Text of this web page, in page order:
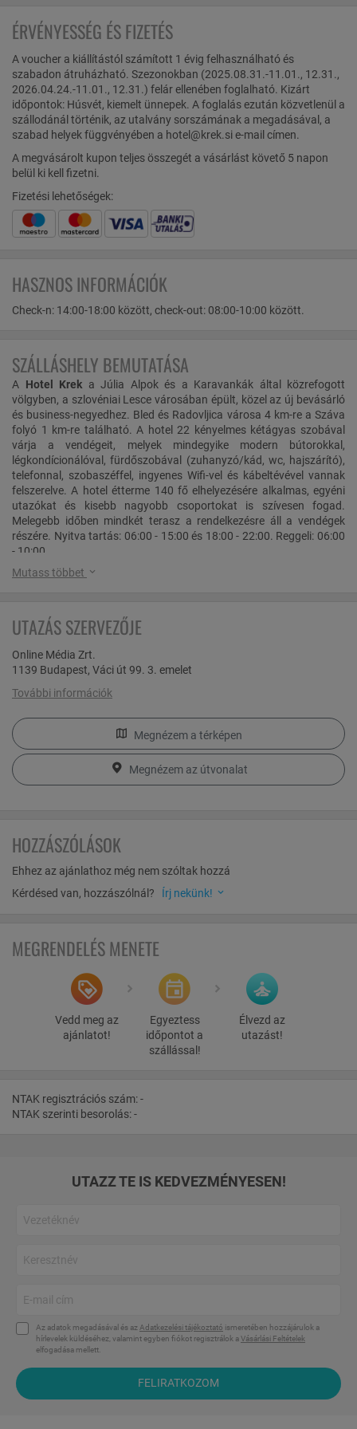
ÉRVÉNYESSÉG ÉS FIZETÉS
A voucher a kiállítástól számított 1 évig felhasználható és
szabadon átruházható. Szezonokban (2025.08.31.-11.01., 12.31.,
2026.04.24.-11.01., 12.31.) felár ellenében foglalható. Kizárt
időpontok: Húsvét, kiemelt ünnepek. A foglalás ezután közvetlenül a
szállodánál történik, az utalvány sorszámának a megadásával, a
szabad helyek függvényében a hotel@krek.si e-mail címen.
A megvásárolt kupon teljes összegét a vásárlást követő 5 napon
belül ki kell fizetni.
Fizetési lehetőségek:
HASZNOS INFORMÁCIÓK
Check-n: 14:00-18:00 között, check-out: 08:00-10:00 között.
SZÁLLÁSHELY BEMUTATÁSA
A Hotel Krek a Júlia Alpok és a Karavankák által közrefogott
völgyben, a szlovéniai Lesce városában épült, közel az új bevásárló
és business-negyedhez. Bled és Radovljica városa 4 km-re a Száva
folyó 1 km-re található. A hotel 22 kényelmes kétágyas szobával
várja a vendégeit, melyek mindegyike modern bútorokkal,
légkondícionálóval, fürdőszobával (zuhanyzó/kád, wc, hajszárító),
telefonnal, szobaszéffel, ingyenes Wifi-vel és kábeltévével vannak
felszerelve. A hotel étterme 140 fő elhelyezésére alkalmas, egyéni
utazókat és kisebb nagyobb csoportokat is szívesen fogad.
Melegebb időben mindkét terasz a rendelkezésre áll a vendégek
részére. Nyitva tartás: 06:00 - 15:00 és 18:00 - 22:00. Reggeli: 06:00
- 10:00
Fedezze fel Szlovénia legcsábítóbb részét,
űzhető tevékenységek száma majdhogynem végtelen: városnézés,
ez csak néhány a környék nyújtotta lehetőségek közül.
Úszás
Radovljica városa nemzetközileg elismert úszokkal büszkélkedhet.
A város úszókomplexumában szabadidős és professzonális
úszókat is szívesen látnak.
Hegymászás
A hegyekbe való látogatás jótékony hatását mindenki érzi. Itt az
Kerékpározás
A kerékpározás nagyon közkedvelt sportolási tevékenység. Ideális
környezettel, jó társasággal és remek helyi ételekkel kombinálva
tökéletes kikapcsolódást nyújt. A környéken számos túraútvonal
Mutass többet
UTAZÁS SZERVEZŐJE
Online Média Zrt.
1139 Budapest, Váci út 99. 3. emelet
További információk
Megnézem a térképen
Megnézem az útvonalat
HOZZÁSZÓLÁSOK
Ehhez az ajánlathoz még nem szóltak hozzá
Kérdésed van, hozzászólnál?
Írj nekünk!
MEGRENDELÉS MENETE
Vedd meg az
ajánlatot!
Egyeztess
időpontot a
szállással!
Élvezd az
utazást!
NTAK regisztrációs szám: -
NTAK szerinti besorolás: -
UTAZZ TE IS KEDVEZMÉNYESEN!
Az adatok megadásával és az Adatkezelési tájékoztató ismeretében hozzájárulok a
hírlevelek küldéséhez, valamint egyben fiókot regisztrálok aVásárlási Feltételek
elfogadása mellett.
FELIRATKOZOM